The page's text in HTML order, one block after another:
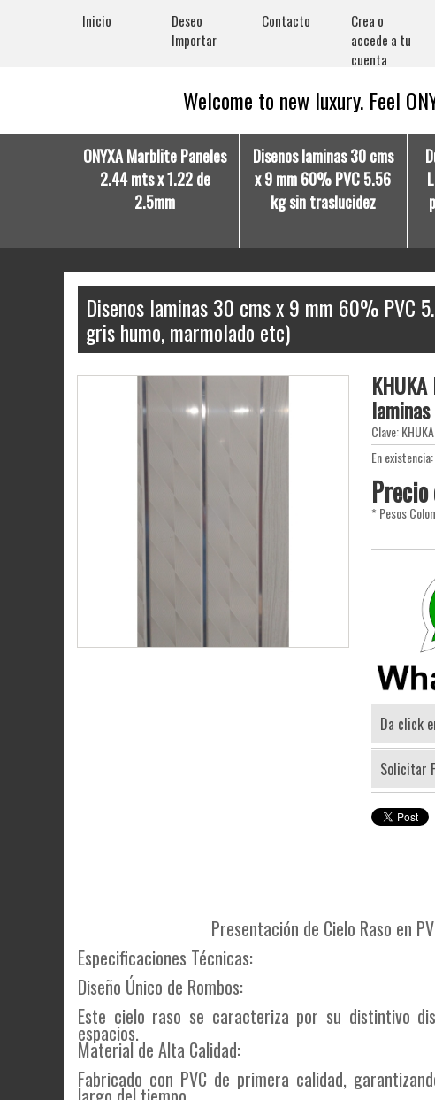
Inicio
Deseo
Importar
Contacto
Crea o
accede a tu
cuenta
Welcome to new luxury. Feel
ONYXA Marblite Paneles
2.44 mts x 1.22 de
2.5mm
Disenos laminas 30 cms
x 9 mm 60% PVC 5.56
kg sin traslucidez
Disenos laminas 30 cms x 9 mm 60% PVC
gris humo, marmolado etc)
Clave:
En
* Pesos
Da click
Solicitar
Presentación de Cielo Raso en
Especificaciones Técnicas:
Diseño Único de Rombos:
Este cielo raso se caracteriza por su distintivo
espacios.
Material de Alta Calidad:
Fabricado con PVC de primera calidad,